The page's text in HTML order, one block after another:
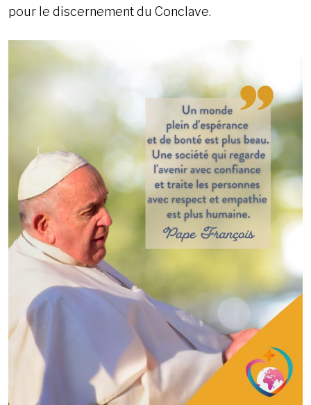
pour le discernement du Conclave.